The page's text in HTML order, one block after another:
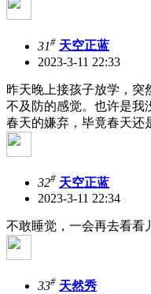
31# 天空正蓝
2023-3-11 22:33
昨天晚上接孩子放学，突
不及防的感觉。也许是我
春天的嫌弃，毕竟春天还
32# 天空正蓝
2023-3-11 22:34
不敢睡觉，一会再去看看
33# 天然秀